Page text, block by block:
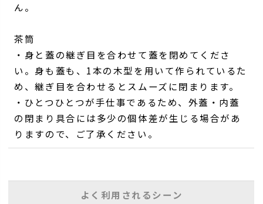
ん。
茶筒
・身と蓋の継ぎ目を合わせて蓋を閉めてくださ
い。身も蓋も、1本の木型を用いて作られているた
め、継ぎ目を合わせるとスムーズに閉まります。
・ひとつひとつが手仕事であるため、外蓋・内蓋
の閉まり具合には多少の個体差が生じる場合があ
りますので、ご了承ください。
よく利用されるシーン